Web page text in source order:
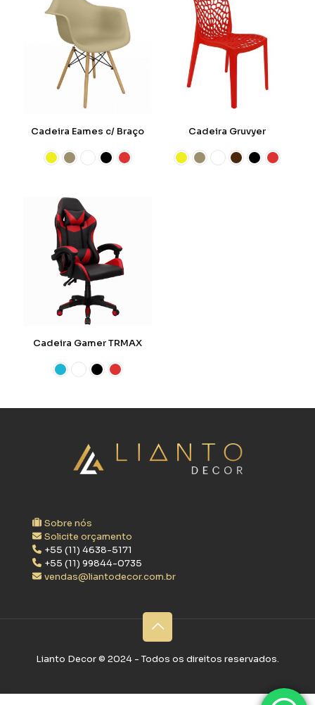
Cadeira Eames c/ Braço Cadeira Gruvyer
Cadeira Gamer TRMAX
Sobre nós
Solicite orçamento
+55 (11) 4638-5171
+55 (11) 99844-0735
vendas@liantodecor.com.br
Lianto Decor ©‎ 2024 - Todos os direitos reservados.